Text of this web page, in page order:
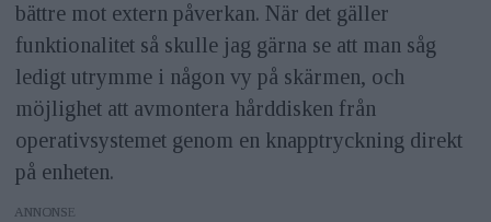
bättre mot extern påverkan. När det gäller
funktionalitet så skulle jag gärna se att man såg
ledigt utrymme i någon vy på skärmen, och
möjlighet att avmontera hårddisken från
operativsystemet genom en knapptryckning direkt
på enheten.
ANNONS